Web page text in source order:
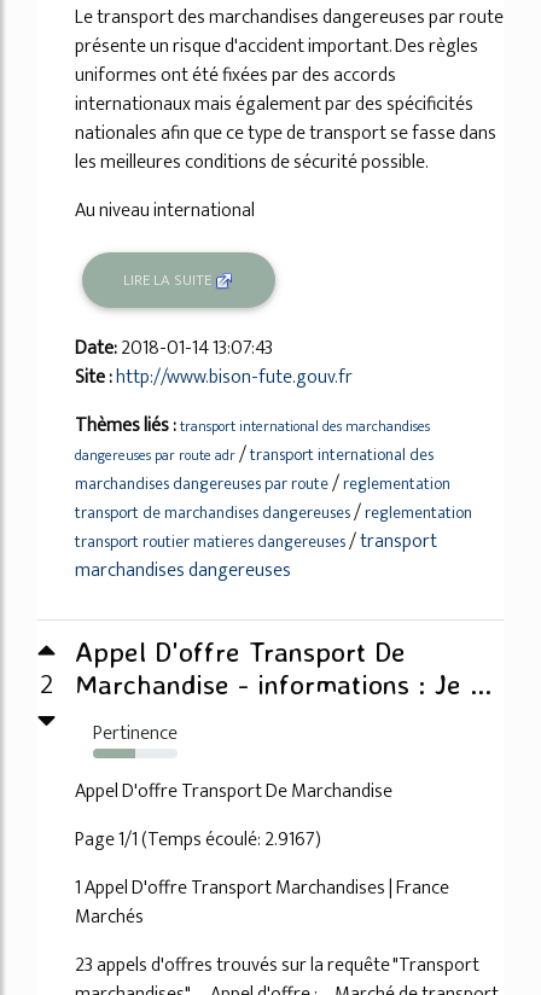
Le transport des marchandises dangereuses par route
présente un risque d'accident important. Des règles
uniformes ont été fixées par des accords
internationaux mais également par des spécificités
nationales afin que ce type de transport se fasse dans
les meilleures conditions de sécurité possible.
Au niveau international
LIRE LA SUITE
Date:2018-01-14 13:07:43
Site :http://www.bison-fute.gouv.fr
Thèmes liés :transport international des marchandises
dangereuses par route adr/transport international des
marchandises dangereuses par route/reglementation
transport de marchandises dangereuses/reglementation
transport routier matieres dangereuses/transport
marchandises dangereuses
2
Appel D'offre Transport De
Marchandise - informations : Je ...
Pertinence
50%
Appel D'offre Transport De Marchandise
Page 1/1 (Temps écoulé: 2.9167)
1 Appel D'offre Transport Marchandises | France
Marchés
23 appels d'offres trouvés sur la requête "Transport